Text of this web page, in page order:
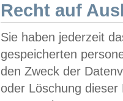
Recht auf
Sie haben jederzeit
gespeicherten
den Zweck der
oder Löschung